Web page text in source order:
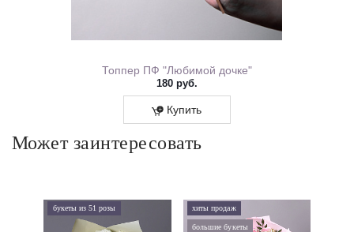
Топпер ПФ "Любимой дочке"
180 руб.
Купить
Может заинтересовать
букеты из 51 розы хиты продаж
большие букеты